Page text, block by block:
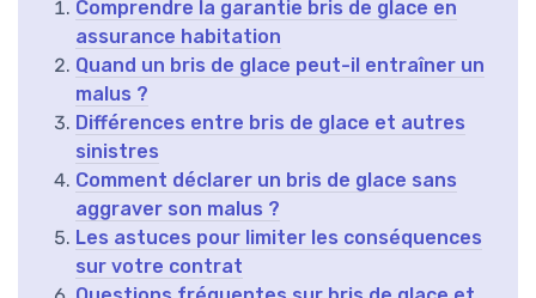
Comprendre la garantie bris de glace en
assurance habitation
Quand un bris de glace peut-il entraîner un
malus ?
Différences entre bris de glace et autres
sinistres
Comment déclarer un bris de glace sans
aggraver son malus ?
Les astuces pour limiter les conséquences
sur votre contrat